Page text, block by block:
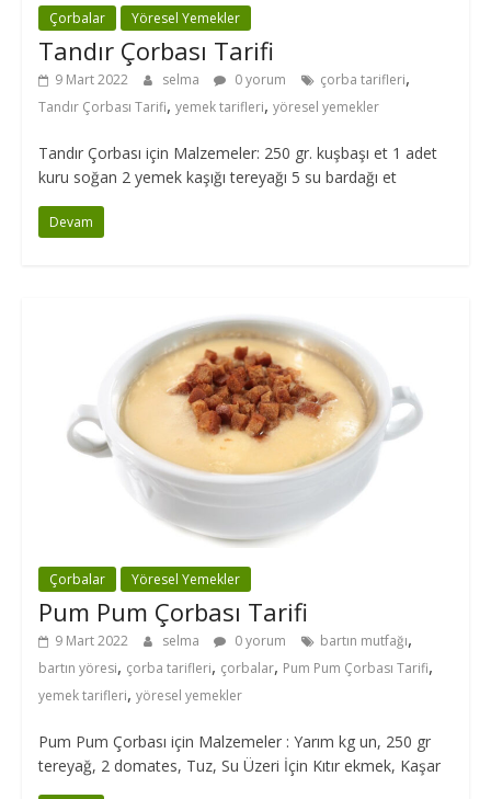
Çorbalar Yöresel Yemekler
Tandır Çorbası Tarifi
9 Mart 2022 selma 0 yorum çorba tarifleri,
Tandır Çorbası Tarifi, yemek tarifleri, yöresel yemekler
Tandır Çorbası için Malzemeler: 250 gr. kuşbaşı et 1 adet
kuru soğan 2 yemek kaşığı tereyağı 5 su bardağı et
Devam
Çorbalar Yöresel Yemekler
Pum Pum Çorbası Tarifi
9 Mart 2022 selma 0 yorum bartın mutfağı,
bartın yöresi, çorba tarifleri, çorbalar, Pum Pum Çorbası Tarifi,
yemek tarifleri, yöresel yemekler
Pum Pum Çorbası için Malzemeler : Yarım kg un, 250 gr
tereyağ, 2 domates, Tuz, Su Üzeri İçin Kıtır ekmek, Kaşar